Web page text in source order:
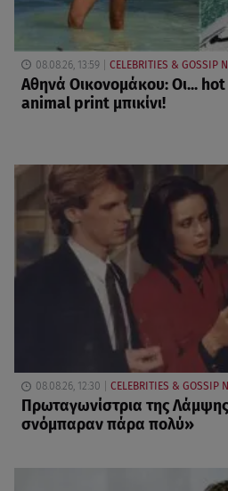
08.08.26, 13:59 CELEBRITIES & GOSSIP
Αθηνά Οικονομάκου: Οι... hot
animal print μπικίνι!
08.08.26, 12:30 CELEBRITIES & GOSSIP
Πρωταγωνίστρια της
σνόμπαραν πάρα πολύ»